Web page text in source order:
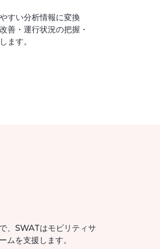
すい分析情報に変換
善・運行状況の把握・
ます。
、SWATはモビリティサ
ムを支援します。